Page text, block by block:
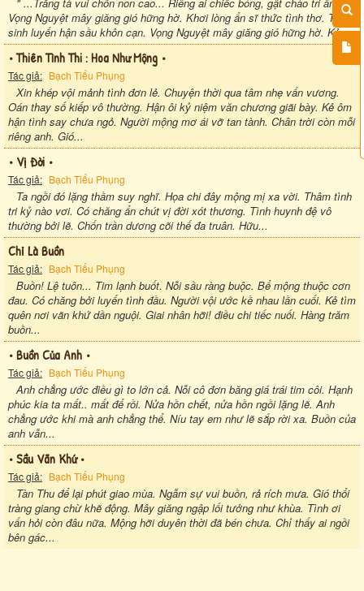
Vọng Nguyệt mây giăng gió hững hờ. Khơi lòng ẩn sĩ thức tình thơ. Tam
sinh luyến hận sầu khôn cạn. Vọng Nguyệt mây giăng gió hững hờ. Kẻ...
• Thiên Tình Thi : Hoa Như Mộng •
Tác giả: Bạch Tiểu Phụng
Xin khép vội mảnh tình đơn lẻ. Chuyện thời qua tâm nhẹ vấn vương.
Oán thay số kiếp vô thường. Hận ôi kỷ niệm văn chương giãi bày. Kẻ ôm
hận tình say chưa ngỏ. Người mộng mơ ái vỡ tan tành. Chân trời còn mỗi
riêng anh. Gió...
• Vị Đời •
Tác giả: Bạch Tiểu Phụng
Ta ngồi đó lặng thầm suy nghĩ. Họa chi đây mộng mị xa vời. Thâm tình
tri kỷ nào vơi. Có chăng ẩn chút vị đời xót thương. Tình huynh đệ vô
thường bởi lẽ. Chốn trần dương cõi thế đa truân. Hữu...
Chỉ Là Buồn
Tác giả: Bạch Tiểu Phụng
Buồn! Lệ tuôn... Tim lạnh buốt. Nỗi sầu ràng buộc. Bể mộng thuộc cơn
đau. Có chăng bởi luyến tình đầu. Người vội ước kề nhau lần cuối. Kẻ tìm
quên nơi vãn khứ dần nguội. Giai nhân hỡi! điều chi tiếc nuối. Hàng trăm
buồn...
• Buồn Của Anh •
Tác giả: Bạch Tiểu Phụng
Anh chẳng ước điều gì to lớn cả. Nỗi cô đơn băng giá trái tim côi. Hạnh
phúc kia ta mất.. mất để rồi. Nửa hồn chết, nửa hồn ngồi lặng lẽ. Anh
chẳng ước khi mà anh chẳng thể. Níu tay em như lẽ sắp rời xa. Buồn của
anh vẫn...
• Sầu Vãn Khứ •
Tác giả: Bạch Tiểu Phụng
Tàn Thu để lại phút giao mùa. Ngẫm sự vui buồn, rả rích mưa. Gió thổi
tràng giang chừ khẽ động. Mây giăng ngập lối tưởng như khùa. Tình ơi
vấn hỏi còn đâu nữa. Mộng hỡi duyên thời đã bén chưa. Chỉ thấy ai ngồi
bên gác...